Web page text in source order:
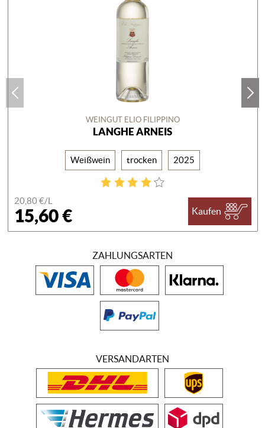
WEINGUT ELIO FILIPPINO
LANGHE ARNEIS
Weißwein trocken 2025
20,80 €/L
15,60 € Kaufen
ZAHLUNGSARTEN
VERSANDARTEN